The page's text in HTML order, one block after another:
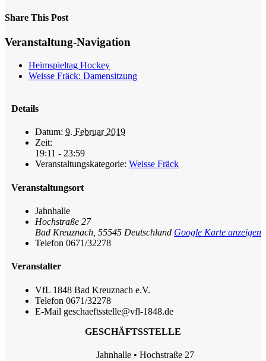
Share This Post
Facebook
X
Reddit
LinkedIn
WhatsApp
Tumblr
Pinterest
Veranstaltung-Navigation
Heimspieltag Hockey
Weisse Fräck: Damensitzung
Details
Datum: 9. Februar 2019
Zeit:
19:11 - 23:59
Veranstaltungskategorie: Weisse Fräck
Veranstaltungsort
Jahnhalle
Hochstraße 27
Bad Kreuznach 55545 Deutschland Google Karte anzeigen
Telefon 0671/32278
Veranstalter
VfL 1848 Bad Kreuznach e.V.
Telefon 0671/32278
E-Mail geschaeftsstelle@vfl-1848.de
GESCHÄFTSSTELLE
Jahnhalle • Hochstraße 27